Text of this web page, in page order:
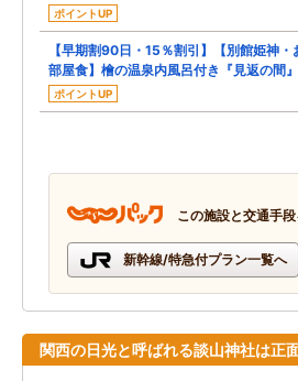
ポイントUP
【早期割90日・15％割引】【別館姫神・
部屋食】檜の温泉内風呂付き『見返の間』
ポイントUP
この施設と交通手
新幹線/特急付プラン一覧へ
関西の日光と呼ばれる談山神社は正